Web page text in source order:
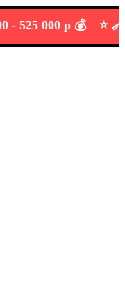
000 р 💰 ⭐️ 🔗